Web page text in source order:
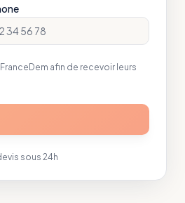
afin de recevoir leurs
sous 24h